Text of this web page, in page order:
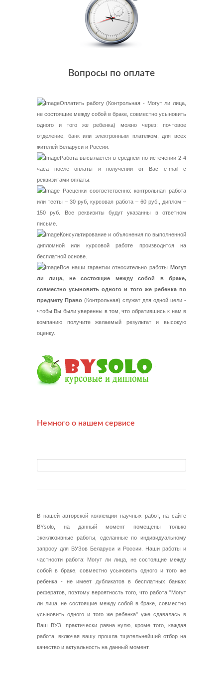
Вопросы по оплате
Оплатить работу (Контрольная - Могут ли лица,
не состоящие между собой в браке, совместно усыновить
одного и того же ребенка) можно через: почтовое
отделение, банк или электронным платежом, для всех
жителей Беларуси и России.
Работа высылается в среднем по истечении 2-4
часа после оплаты и получении от Вас e-mail с
реквизитами оплаты.
Расценки соответственно: контрольная работа
или тесты – 30 руб, курсовая работа – 60 руб., диплом –
150 руб. Все реквизиты будут указанны в ответном
письме.
Консультирование и объяснения по выполненной
дипломной или курсовой работе производится на
бесплатной основе.
Все наши гарантии относительно работы Могут
ли лица, не состоящие между собой в браке,
совместно усыновить одного и того же ребенка по
предмету Право (Контрольная) служат для одной цели -
чтобы Вы были уверенны в том, что обратившись к нам в
компанию получите желаемый результат и высокую
оценку.
Немного о нашем сервисе
В нашей авторской коллекции научных работ, на сайте
BYsolo, на данный момент помещены только
эксклюзивные работы, сделанные по индивидуальному
запросу для ВУЗов Беларуси и России. Наши работы и
частности работа: Могут ли лица, не состоящие между
собой в браке, совместно усыновить одного и того же
ребенка - не имеет дубликатов в бесплатных банках
рефератов, поэтому вероятность того, что работа "Могут
ли лица, не состоящие между собой в браке, совместно
усыновить одного и того же ребенка" уже сдавалась в
Ваш ВУЗ, практически равна нулю, кроме того, каждая
работа, включая вашу прошла тщательнейший отбор на
качество и актуальность на данный момент.